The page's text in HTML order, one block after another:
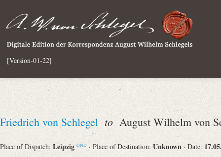
[Version-01-22]
Friedrich von Schlegel to August Wilhelm von
Place of Dispatch: Leipzig GND · Place of Destination: Unknown · Date: